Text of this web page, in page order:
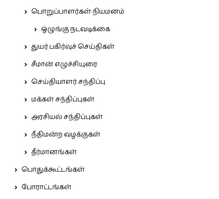
பொறுப்பாளர்கள் நியமனம்
ஒழுங்கு நடவடிக்கை
துயர் பகிர்வுச் செய்திகள்
சீமான் எழுச்சியுரை
செய்தியாளர் சந்திப்பு
மக்கள் சந்திப்புகள்
அரசியல் சந்திப்புகள்
நீதிமன்ற வழக்குகள்
தீர்மானங்கள்
பொதுக்கூட்டங்கள்
போராட்டங்கள்